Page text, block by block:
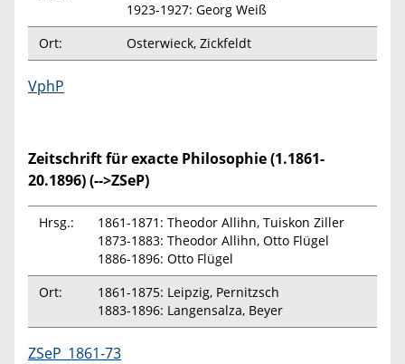
1923-1927: Georg Weiß
Ort:
Osterwieck, Zickfeldt
VphP
Zeitschrift für exacte Philosophie (1.1861-
20.1896) (-->ZSeP)
Hrsg.:
1861-1871: Theodor Allihn, Tuiskon Ziller
1873-1883: Theodor Allihn, Otto Flügel
1886-1896: Otto Flügel
Ort:
1861-1875: Leipzig, Pernitzsch
1883-1896: Langensalza, Beyer
ZSeP_1861-73